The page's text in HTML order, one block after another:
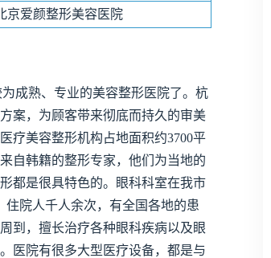
京爱颜整形美容医院
成熟、专业的美容整形医院了。杭
案，为顾客带来彻底而持久的审美
疗美容整形机构占地面积约3700平
自韩籍的整形专家，他们为当地的
都是很具特色的。眼科科室在我市
住院人千人余次，有全国各地的患
到，擅长治疗各种眼科疾病以及眼
医院有很多大型医疗设备，都是与